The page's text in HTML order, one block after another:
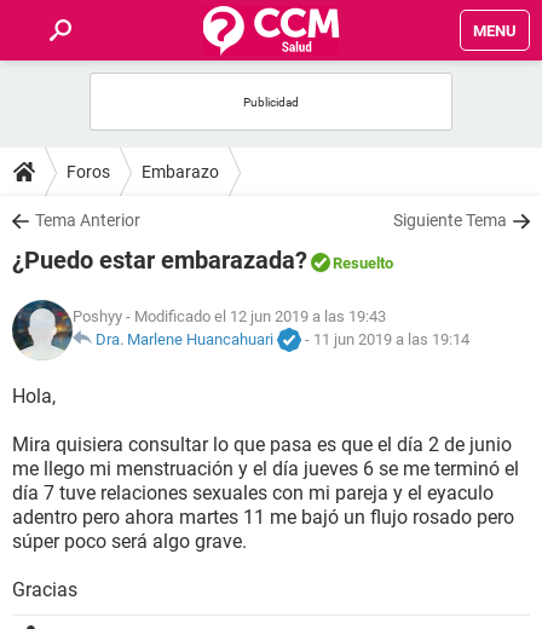
MENU
FOROS
SALUD
FAMILIA
NUTRICIÓN
BIENESTAR
SEXUALIDAD
GLOSARIO
Foros Embarazo
Tema Anterior Siguiente Tema
¿Puedo estar embarazada? Resuelto
Poshyy - Modificado el 12 jun 2019 a las 19:43
Dra. Marlene Huancahuari
- 11 jun 2019 a las 19:14
Hola,
Mira quisiera consultar lo que pasa es que el día 2 de junio
me llego mi menstruación y el día jueves 6 se me terminó el
día 7 tuve relaciones sexuales con mi pareja y el eyaculo
adentro pero ahora martes 11 me bajó un flujo rosado pero
súper poco será algo grave.
Gracias